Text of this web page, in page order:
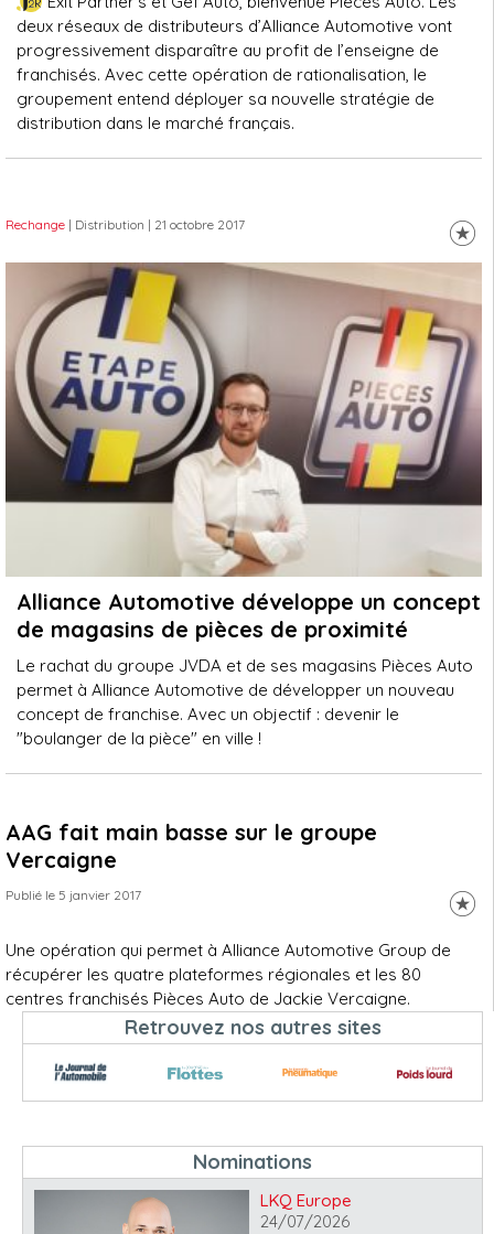
deux réseaux de distributeurs d’Alliance Automotive vont
progressivement disparaître au profit de l’enseigne de
franchisés. Avec cette opération de rationalisation, le
groupement entend déployer sa nouvelle stratégie de
distribution dans le marché français.
Rechange | Distribution | 21 octobre 2017
Alliance Automotive développe un concept
de magasins de pièces de proximité
Le rachat du groupe JVDA et de ses magasins Pièces Auto
permet à Alliance Automotive de développer un nouveau
concept de franchise. Avec un objectif : devenir le
"boulanger de la pièce" en ville !
AAG fait main basse sur le groupe
Vercaigne
Publié le 5 janvier 2017
Une opération qui permet à Alliance Automotive Group de
récupérer les quatre plateformes régionales et les 80
centres franchisés Pièces Auto de Jackie Vercaigne.
Retrouvez nos autres sites
Nominations
LKQ Europe
24/07/2026